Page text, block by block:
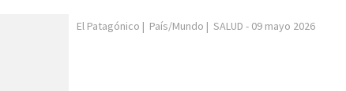
El Patagónico | País/Mundo | SALUD - 09 mayo 2026